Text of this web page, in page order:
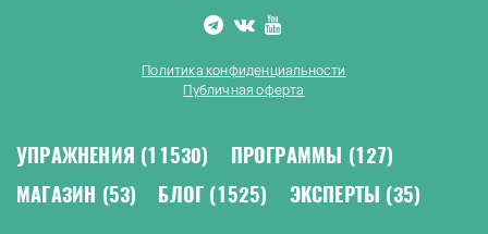
Политика конфиденциальности
Публичная оферта
УПРАЖНЕНИЯ (11530) ПРОГРАММЫ (127)
МАГАЗИН (53) БЛОГ (1525) ЭКСПЕРТЫ (35)